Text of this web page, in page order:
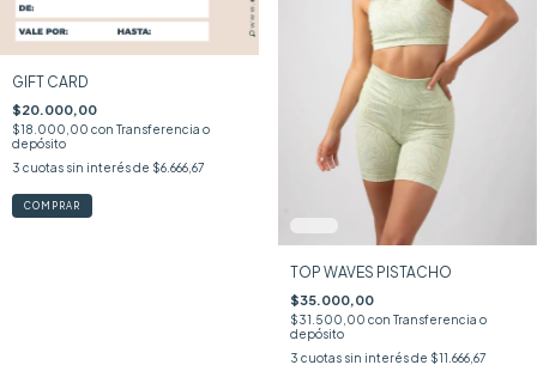
GIFT CARD
$20.000,00
$18.000,00 con Transferencia o
depósito
3 cuotas sin interés de $6.666,67
COMPRAR
TOP WAVES PISTACHO
$35.000,00
$31.500,00 con Transferencia o
depósito
3 cuotas sin interés de $11.666,67